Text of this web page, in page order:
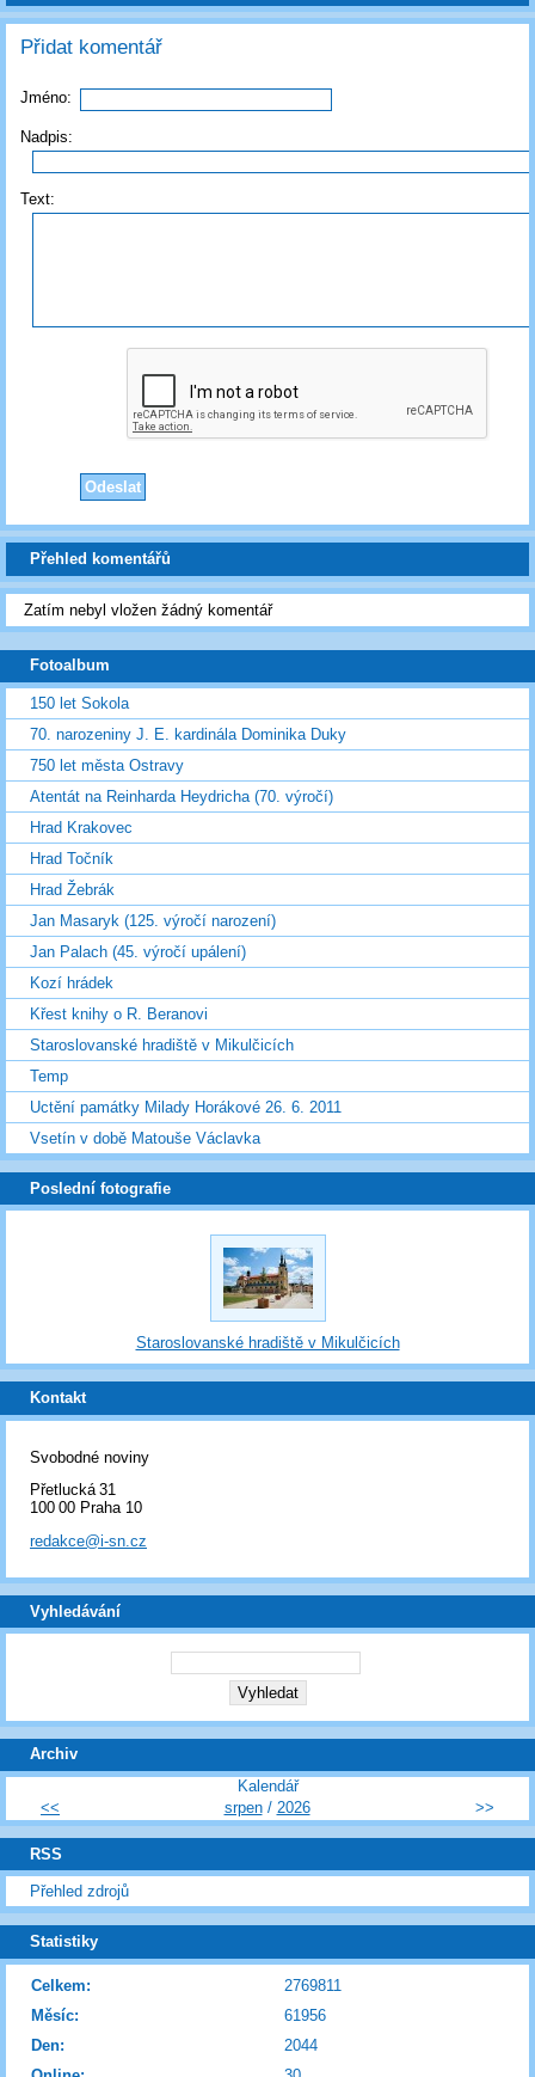
Přidat komentář
Jméno:
Nadpis:
Text:
Přehled komentářů
Zatím nebyl vložen žádný komentář
Fotoalbum
150 let Sokola
70. narozeniny J. E. kardinála Dominika Duky
750 let města Ostravy
Atentát na Reinharda Heydricha (70. výročí)
Hrad Krakovec
Hrad Točník
Hrad Žebrák
Jan Masaryk (125. výročí narození)
Jan Palach (45. výročí upálení)
Kozí hrádek
Křest knihy o R. Beranovi
Staroslovanské hradiště v Mikulčicích
Temp
Uctění památky Milady Horákové 26. 6. 2011
Vsetín v době Matouše Václavka
Poslední fotografie
Staroslovanské hradiště v Mikulčicích
Kontakt
Svobodné noviny
Přetlucká 31
100 00 Praha 10
redakce@i-sn.cz
Vyhledávání
Archiv
Kalendář
<<
srpen/ 2026 >>
RSS
Přehled zdrojů
Statistiky
Celkem:
2769811
Měsíc:
61956
Den:
2044